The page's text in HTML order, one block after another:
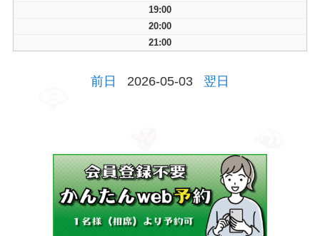
19:00
20:00
21:00
前日 2026-05-03 翌日